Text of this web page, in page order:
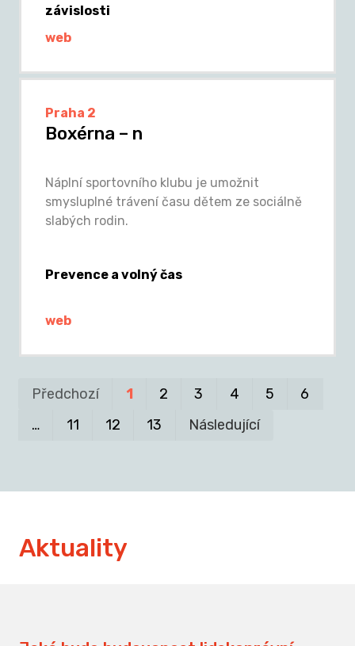
závislosti
web
Praha 2
Boxérna – n
Náplní sportovního klubu je umožnit
smysluplné trávení času dětem ze sociálně
slabých rodin.
Prevence a volný čas
web
Předchozí 1 2 3 4 5
6
…
11 12 13 Následující
Aktuality